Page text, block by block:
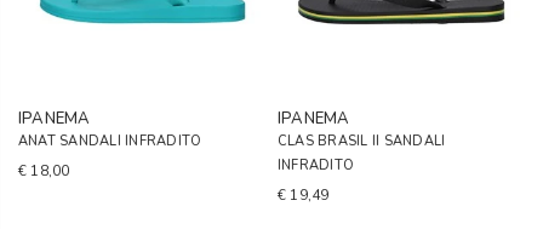
IPANEMA
ANAT SANDALI INFRADITO
€ 18,00
IPANEMA
CLAS BRASIL II SANDALI
INFRADITO
€ 19,49